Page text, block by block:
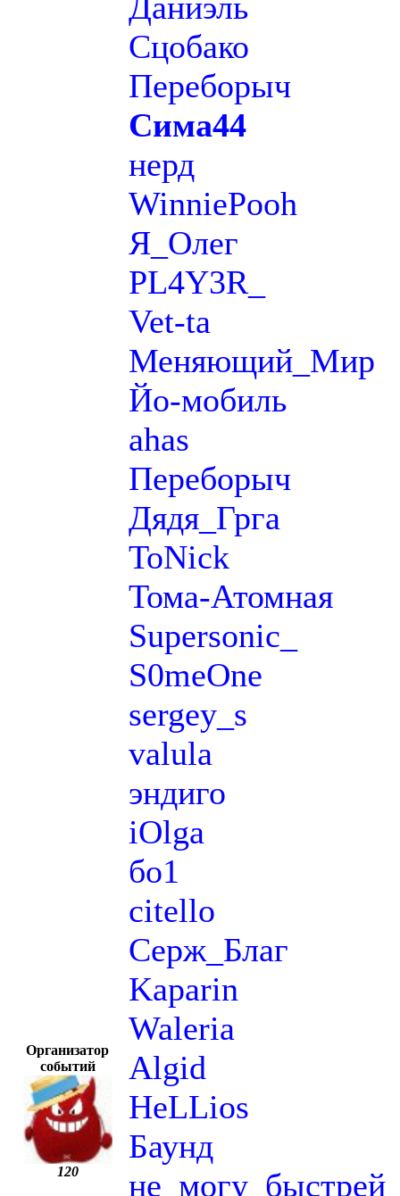
Организатор
событий
120
Сцобако
Переборыч
Сима44
нерд
WinniePooh
Я_Олег
PL4Y3R_
Vet-ta
Меняющий_Мир
Йо-мобиль
ahas
Переборыч
Дядя_Грга
ToNick
Тома-Атомная
Supersonic_
S0meOne
sergey_s
valula
эндиго
iOlga
бо1
citello
Серж_Благ
Kaparin
Waleria
Algid
HeLLios
Баунд
не_могу_быстрей